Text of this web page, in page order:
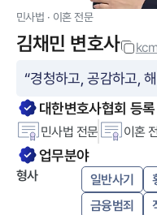
민사법 · 이혼전문
김채민 변호사
“경청하고, 공감하고,
대한변호사협회 등
민사법 전문 이혼
업무분야
형사 일반사기
금융범죄